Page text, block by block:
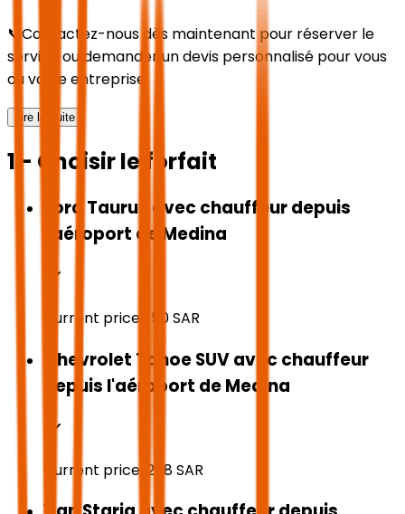
📞Contactez-nous dès maintenant pour réserver le
service ou demander un devis personnalisé pour vous
ou votre entreprise.
Lire la suite
1 - Choisir le forfait
Ford Taurus avec chauffeur depuis
l'aéroport de Medina
Current price: 150SAR
Chevrolet Tahoe SUV avec chauffeur
depuis l'aéroport de Medina
Current price: 268SAR